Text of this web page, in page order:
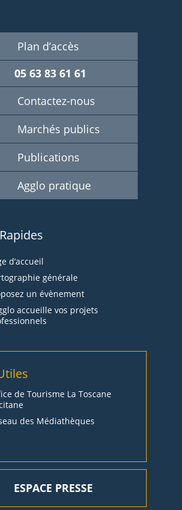
Plan d’accès
05 63 83 61 61
Contactez-nous
Marchés publics
Publications
Agglo pratique
d’accueil
générale
un évènement
accueille vos projets
de Tourisme La Toscane
des Médiathèques
ESPACE PRESSE